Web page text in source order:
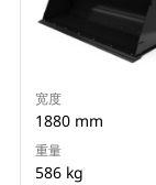
宽度
1880 mm
重量
586 kg